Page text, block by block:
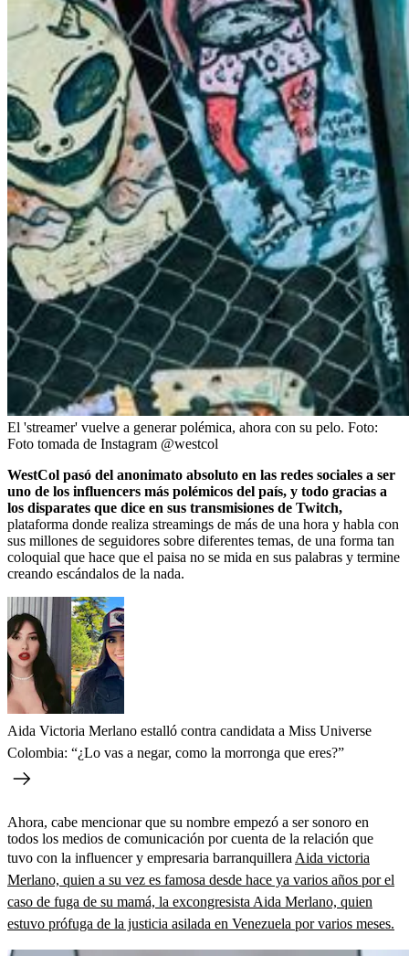
El 'streamer' vuelve a generar polémica, ahora con su pelo. Foto:
Foto tomada de Instagram @westcol
WestCol pasó del anonimato absoluto en las redes sociales a ser
uno de los influencers más polémicos del país, y todo gracias a
los disparates que dice en sus transmisiones de Twitch,
plataforma donde realiza streamings de más de una hora y habla con
sus millones de seguidores sobre diferentes temas, de una forma tan
coloquial que hace que el paisa no se mida en sus palabras y termine
creando escándalos de la nada.
Aida Victoria Merlano estalló contra candidata a Miss Universe
Colombia: “¿Lo vas a negar, como la morronga que eres?”
Ahora, cabe mencionar que su nombre empezó a ser sonoro en
todos los medios de comunicación por cuenta de la relación que
tuvo con la influencer y empresaria barranquillera Aida victoria
Merlano, quien a su vez es famosa desde hace ya varios años por el
caso de fuga de su mamá, la excongresista Aida Merlano, quien
estuvo prófuga de la justicia asilada en Venezuela por varios meses.